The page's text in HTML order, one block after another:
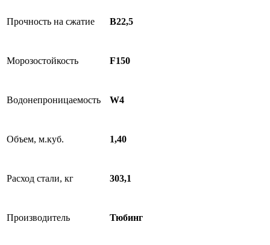
Прочность на сжатие В22,5
Морозостойкость F150
Водонепроницаемость W4
Объем, м.куб. 1,40
Расход стали, кг 303,1
Производитель Тюбинг